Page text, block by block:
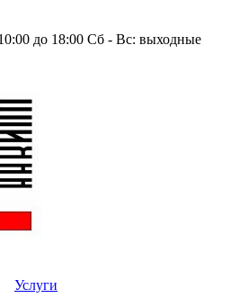
до 18:00 Сб - Вс: выходные
Услуги